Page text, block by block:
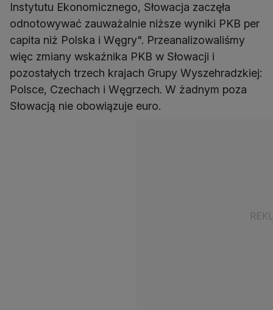
Instytutu Ekonomicznego, Słowacja zaczęła
odnotowywać zauważalnie niższe wyniki PKB per
capita niż Polska i Węgry". Przeanalizowaliśmy
więc zmiany wskaźnika PKB w Słowacji i
pozostałych trzech krajach Grupy Wyszehradzkiej:
Polsce, Czechach i Węgrzech. W żadnym poza
Słowacją nie obowiązuje euro.